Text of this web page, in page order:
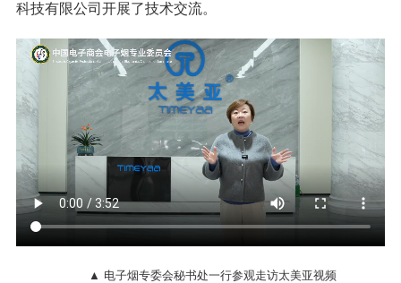
科技有限公司开展了技术交流。
▲ 电子烟专委会秘书处一行参观走访太美亚视频